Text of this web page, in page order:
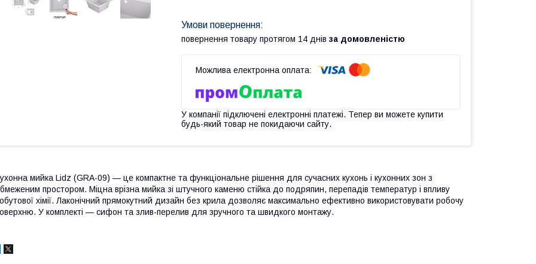
повернення товару протягом 14 днів за домовленістю
У компанії підключені електронні платежі. Тепер ви можете купити
будь-який товар не покидаючи сайту.
мийка Lidz (GRA-09) — це компактне та функціональне рішення для сучасних кухонь і кухонних зон з
простором. Міцна врізна мийка зі штучного каменю стійка до подряпин, перепадів температур і впливу
хімії. Лаконічний прямокутний дизайн без крила дозволяє максимально ефективно використовувати робочу
У комплекті — сифон та злив-перелив для зручного та швидкого монтажу.